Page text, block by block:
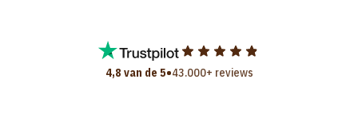
4,8 van de 5•43.000+ reviews